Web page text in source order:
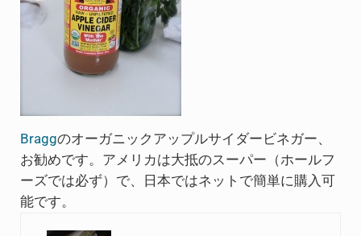
Braggのオーガニックアップルサイダービネガー、
お勧めです。アメリカは大抵のスーパー（ホールフ
ーズでは必ず）で、日本ではネットで簡単に購入可
能です。